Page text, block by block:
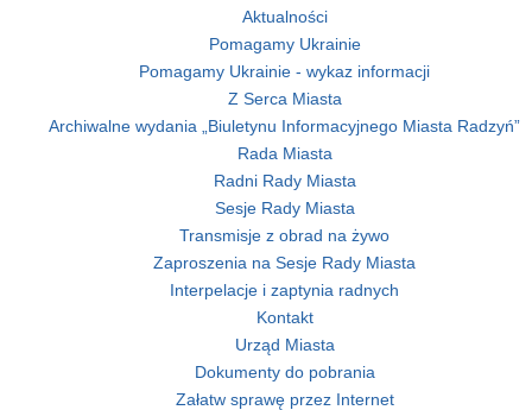
Aktualności
Pomagamy Ukrainie
Pomagamy Ukrainie - wykaz informacji
Z Serca Miasta
Archiwalne wydania „Biuletynu Informacyjnego Miasta Radzyń”
Rada Miasta
Radni Rady Miasta
Sesje Rady Miasta
Transmisje z obrad na żywo
Zaproszenia na Sesje Rady Miasta
Interpelacje i zaptynia radnych
Kontakt
Urząd Miasta
Dokumenty do pobrania
Załatw sprawę przez Internet